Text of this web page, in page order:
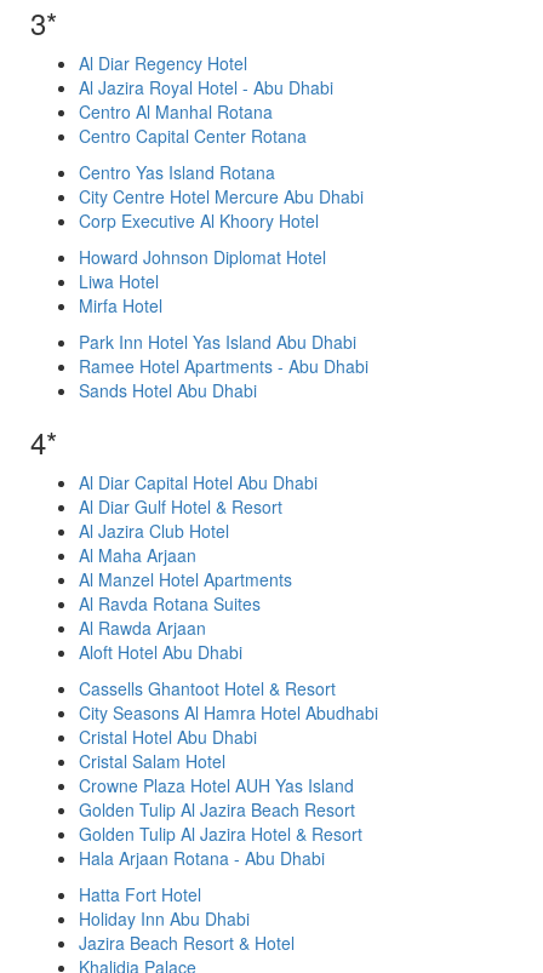
3*
Al Diar Regency Hotel
Al Jazira Royal Hotel - Abu Dhabi
Centro Al Manhal Rotana
Centro Capital Center Rotana
Centro Yas Island Rotana
City Centre Hotel Mercure Abu Dhabi
Corp Executive Al Khoory Hotel
Howard Johnson Diplomat Hotel
Liwa Hotel
Mirfa Hotel
Park Inn Hotel Yas Island Abu Dhabi
Ramee Hotel Apartments - Abu Dhabi
Sands Hotel Abu Dhabi
4*
Al Diar Capital Hotel Abu Dhabi
Al Diar Gulf Hotel & Resort
Al Jazira Club Hotel
Al Maha Arjaan
Al Manzel Hotel Apartments
Al Ravda Rotana Suites
Al Rawda Arjaan
Aloft Hotel Abu Dhabi
Cassells Ghantoot Hotel & Resort
City Seasons Al Hamra Hotel Abudhabi
Cristal Hotel Abu Dhabi
Cristal Salam Hotel
Crowne Plaza Hotel AUH Yas Island
Golden Tulip Al Jazira Beach Resort
Golden Tulip Al Jazira Hotel & Resort
Hala Arjaan Rotana - Abu Dhabi
Hatta Fort Hotel
Holiday Inn Abu Dhabi
Jazira Beach Resort & Hotel
Khalidia Palace